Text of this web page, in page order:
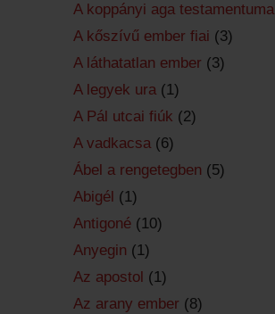
A koppányi aga testamentuma
A kőszívű ember fiai (3)
A láthatatlan ember (3)
A legyek ura (1)
A Pál utcai fiúk (2)
A vadkacsa (6)
Ábel a rengetegben (5)
Abigél (1)
Antigoné (10)
Anyegin (1)
Az apostol (1)
Az arany ember (8)